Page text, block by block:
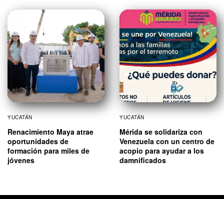
YUCATÁN
Renacimiento Maya atrae
oportunidades de
formación para miles de
jóvenes
YUCATÁN
Mérida se solidariza con
Venezuela con un centro de
acopio para ayudar a los
damnificados